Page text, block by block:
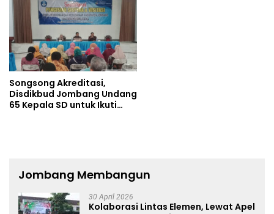
Songsong Akreditasi,
Disdikbud Jombang Undang
65 Kepala SD untuk Ikuti
Jombang Membangun
30 April 2026
Kolaborasi Lintas Elemen, Lewat Apel